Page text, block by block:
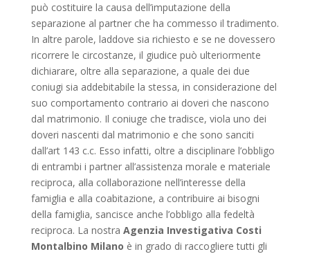
può costituire la causa dell’imputazione della
separazione al partner che ha commesso il tradimento.
In altre parole, laddove sia richiesto e se ne dovessero
ricorrere le circostanze, il giudice può ulteriormente
dichiarare, oltre alla separazione, a quale dei due
coniugi sia addebitabile la stessa, in considerazione del
suo comportamento contrario ai doveri che nascono
dal matrimonio. Il coniuge che tradisce, viola uno dei
doveri nascenti dal matrimonio e che sono sanciti
dall’art 143 c.c. Esso infatti, oltre a disciplinare l’obbligo
di entrambi i partner all’assistenza morale e materiale
reciproca, alla collaborazione nell’interesse della
famiglia e alla coabitazione, a contribuire ai bisogni
della famiglia, sancisce anche l’obbligo alla fedeltà
reciproca. La nostra Agenzia Investigativa Costi
Montalbino Milano è in grado di raccogliere tutti gli